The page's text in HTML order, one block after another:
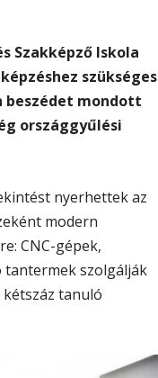
Szakképző Iskola
szükséges
beszédet mondott
országgyűlési
nyerhettek az
modern
CNC-gépek,
tantermek szolgálják
tanuló